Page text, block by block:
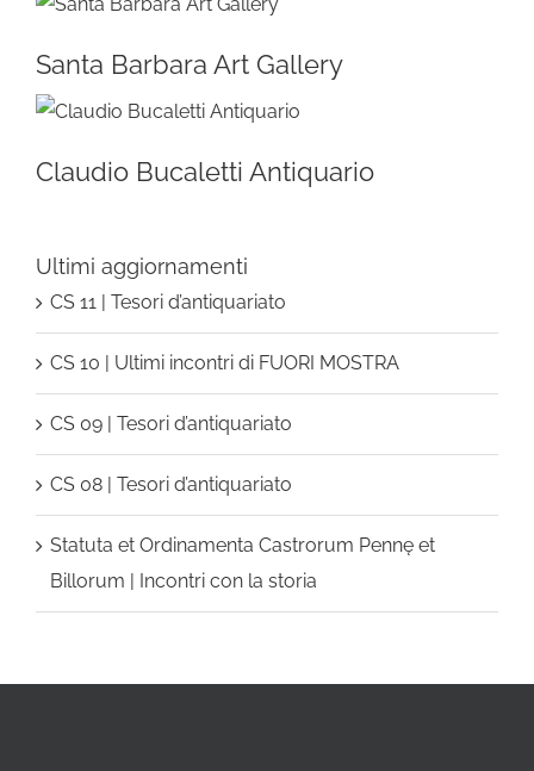
Santa Barbara Art Gallery
Claudio Bucaletti Antiquario
Ultimi aggiornamenti
CS 11 | Tesori d’antiquariato
CS 10 | Ultimi incontri di FUORI MOSTRA
CS 09 | Tesori d’antiquariato
CS 08 | Tesori d’antiquariato
Statuta et Ordinamenta Castrorum Pennę et
Billorum | Incontri con la storia